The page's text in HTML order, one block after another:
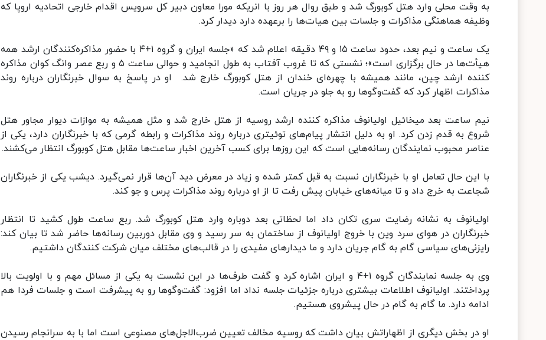
به وقت محلی وارد هتل کوبورگ شد و طبق روال هر روز با انریکه مورا معاون دبیر کل سرویس اقدام خارجی اتحادیه اروپا که
وظیفه هماهنگی مذاکرات و جلسات بین هیات‌ها را برعهده دارد دیدار کرد.
یک ساعت و نیم بعد، حدود ساعت ۱۵ و ۴۹ دقیقه اعلام شد که «جلسه ایران و گروه ۱+۴ با حضور مذاکره‌کنندگان ارشد همه
هیأت‌ها در حال برگزاری است»؛ نشستی که تا غروب آفتاب به طول انجامید و حوالی ساعت ۵ و ربع عصر وانگ کوان مذاکره
کننده ارشد چین، مانند همیشه با چهره‌ای خندان از هتل کوبورگ خارج شد. او در پاسخ به سوال خبرنگاران درباره روند
مذاکرات اظهار کرد که گفت‌وگوها رو به جلو در جریان است.
نیم ساعت بعد میخائیل اولیانوف مذاکره کننده ارشد روسیه از هتل خارج شد و مثل همیشه به موازات دیوار مجاور هتل
شروع به قدم زدن کرد. او به دلیل انتشار پیام‌های توئیتری درباره روند مذاکرات و رابطه گرمی که با خبرنگاران دارد، یکی از
عناصر محبوب نمایندگان رسانه‌هایی است که این روزها برای کسب آخرین اخبار ساعت‌ها مقابل هتل کوبورگ انتظار می‌کشند.
با این حال تعامل او با خبرنگاران نسبت به قبل کمتر شده و زیاد در معرض دید آن‌ها قرار نمی‌گیرد. دیشب یکی از خبرنگاران
شجاعت به خرج داد و تا میانه‌های خیابان پیش رفت تا از او درباره روند مذاکرات پرس و جو کند.
اولیانوف به نشانه رضایت سری تکان داد اما لحظاتی بعد دوباره وارد هتل کوبورگ شد. ربع ساعت طول کشید تا انتظار
خبرنگاران در هوای سرد وین با خروج اولیانوف از ساختمان به سر رسید و وی مقابل دوربین رسانه‌ها حاضر شد تا بیان کند:
رایزنی‌های سیاسی گام به گام جریان دارد و ما دیدارهای مفیدی را در قالب‌های مختلف میان شرکت کنندگان داشتیم.
وی به جلسه نمایندگان گروه ۱+۴ و ایران اشاره کرد و گفت طرف‌ها در این نشست به یکی از مسائل مهم و با اولویت بالا
پرداختند. اولیانوف اطلاعات بیشتری درباره جزئیات جلسه نداد اما افزود: گفت‌وگوها رو به پیشرفت است و جلسات فردا هم
ادامه دارد. ما گام به گام در حال پیشروی هستیم.
او در بخش دیگری از اظهاراتش بیان داشت که روسیه مخالف تعیین ضرب‌الاجل‌های مصنوعی است اما با به سرانجام رسیدن